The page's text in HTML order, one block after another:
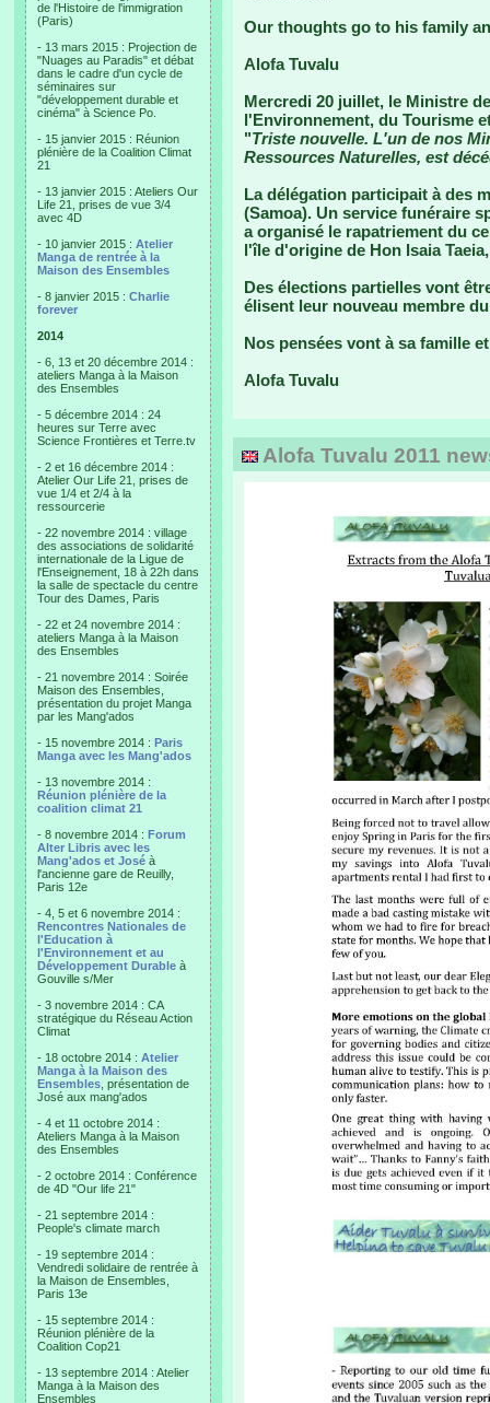
de l'Histoire de l'immigration
(Paris)
- 13 mars 2015 : Projection de
"Nuages au Paradis" et débat
dans le cadre d'un cycle de
séminaires sur
"développement durable et
cinéma" à Science Po.
- 15 janvier 2015 : Réunion
plénière de la Coalition Climat
21
- 13 janvier 2015 : Ateliers Our
Life 21, prises de vue 3/4
avec 4D
- 10 janvier 2015 : Atelier
Manga de rentrée à la
Maison des Ensembles
- 8 janvier 2015 : Charlie
forever
2014
- 6, 13 et 20 décembre 2014 :
ateliers Manga à la Maison
des Ensembles
- 5 décembre 2014 : 24
heures sur Terre avec
Science Frontières et Terre.tv
- 2 et 16 décembre 2014 :
Atelier Our Life 21, prises de
vue 1/4 et 2/4 à la
ressourcerie
- 22 novembre 2014 : village
des associations de solidarité
internationale de la Ligue de
l'Enseignement, 18 à 22h dans
la salle de spectacle du centre
Tour des Dames, Paris
- 22 et 24 novembre 2014 :
ateliers Manga à la Maison
des Ensembles
- 21 novembre 2014 : Soirée
Maison des Ensembles,
présentation du projet Manga
par les Mang'ados
- 15 novembre 2014 : Paris
Manga avec les Mang'ados
- 13 novembre 2014 :
Réunion plénière de la
coalition climat 21
- 8 novembre 2014 : Forum
Alter Libris avec les
Mang'ados et José à
l'ancienne gare de Reuilly,
Paris 12e
- 4, 5 et 6 novembre 2014 :
Rencontres Nationales de
l'Education à
l'Environnement et au
Développement Durable à
Gouville s/Mer
- 3 novembre 2014 : CA
stratégique du Réseau Action
Climat
- 18 octobre 2014 : Atelier
Manga à la Maison des
Ensembles , présentation de
José aux mang'ados
- 4 et 11 octobre 2014 :
Ateliers Manga à la Maison
des Ensembles
- 2 octobre 2014 : Conférence
de 4D "Our life 21"
- 21 septembre 2014 :
People's climate march
- 19 septembre 2014 :
Vendredi solidaire de rentrée à
la Maison de Ensembles,
Paris 13e
- 15 septembre 2014 :
Réunion plénière de la
Coalition Cop21
- 13 septembre 2014 : Atelier
Manga à la Maison des
Ensembles
Our thoughts go to his family
Alofa Tuvalu
Mercredi 20 juillet, le Ministre
l'Environnement, du Tourisme
"Triste nouvelle. L'un de nos
Ressources Naturelles, est
La délégation participait à des
(Samoa). Un service funéraire
a organisé le rapatriement du
l'île d'origine de Hon Isaia
Des élections partielles vont
élisent leur nouveau membre
Nos pensées vont à sa famille
Alofa Tuvalu
Alofa Tuvalu 2011